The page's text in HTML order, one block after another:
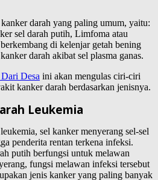
darah yang paling umum, yaitu:
sel darah putih, Limfoma atau
di kelenjar getah bening
darah akibat sel plasma ganas.
Desa ini akan mengulas ciri-ciri
kanker darah berdasarkan jenisnya.
Leukemia
sel kanker menyerang sel-sel
penderita rentan terkena infeksi.
putih berfungsi untuk melawan
fungsi melawan infeksi tersebut
jenis kanker yang paling banyak